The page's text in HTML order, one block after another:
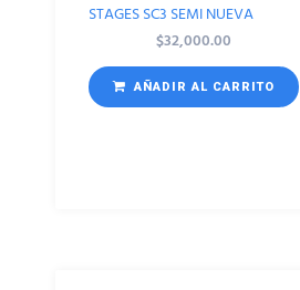
STAGES SC3 SEMI NUEVA
$32,000.00
AÑADIR AL CARRITO